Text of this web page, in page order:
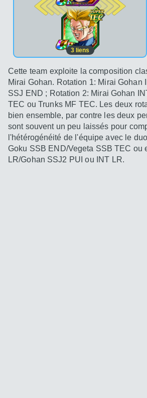
2e pos.
3 liens
Cette team exploite la composition
Mirai Gohan. Rotation 1: Mirai Gohan
SSJ END ; Rotation 2: Mirai Gohan
TEC ou Trunks MF TEC. Les deux
bien ensemble, par contre les deux
sont souvent un peu laissés pour
l'hétérogénéité de l'équipe avec le
Goku SSB END/Vegeta SSB TEC ou
LR/Gohan SSJ2 PUI ou INT LR.